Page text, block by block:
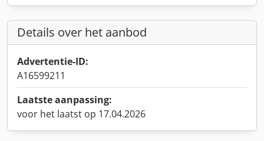
Details over het aanbod
Advertentie-ID:
A16599211
Laatste aanpassing:
voor het laatst op 17.04.2026